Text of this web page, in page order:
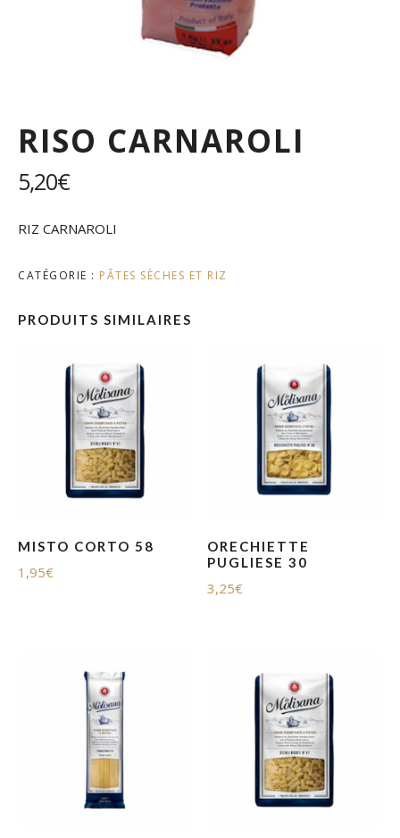
RISO CARNAROLI
5,20€
RIZ CARNAROLI
CATÉGORIE : PÂTES SÈCHES ET RIZ
PRODUITS SIMILAIRES
MISTO CORTO 58
1,95€
ORECHIETTE
PUGLIESE 30
3,25€